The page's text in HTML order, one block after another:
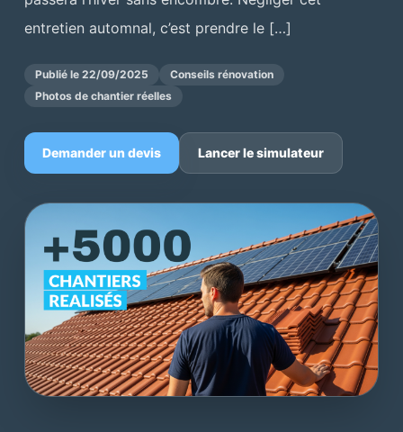
entretien automnal, c’est prendre le […]
Publié le 22/09/2025
Conseils rénovation
Photos de chantier réelles
Demander un devis Lancer le simulateur